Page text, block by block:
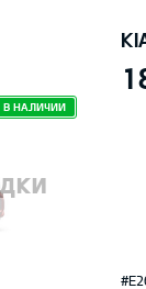
В НАЛИЧИИ